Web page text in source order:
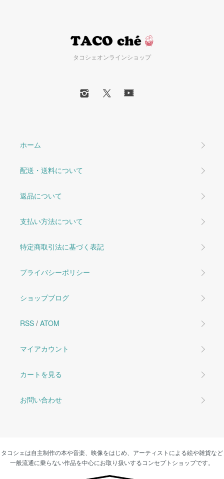
タコシェオンラインショップ
ホーム
配送・送料について
返品について
支払い方法について
特定商取引法に基づく表記
プライバシーポリシー
ショップブログ
RSS / ATOM
マイアカウント
カートを見る
お問い合わせ
タコシェは自主制作の本や音楽、映像をはじめ、アーティストによる絵や雑貨など
一般流通に乗らない作品を中心にお取り扱いするコンセプトショップです。